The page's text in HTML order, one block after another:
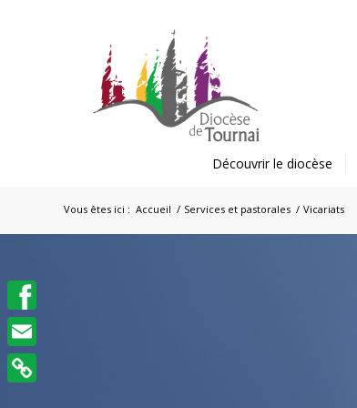
Vous êtes ici : Accueil / Services et pastorales / Vicariats
Découvrir le diocèse
Facebook
Email